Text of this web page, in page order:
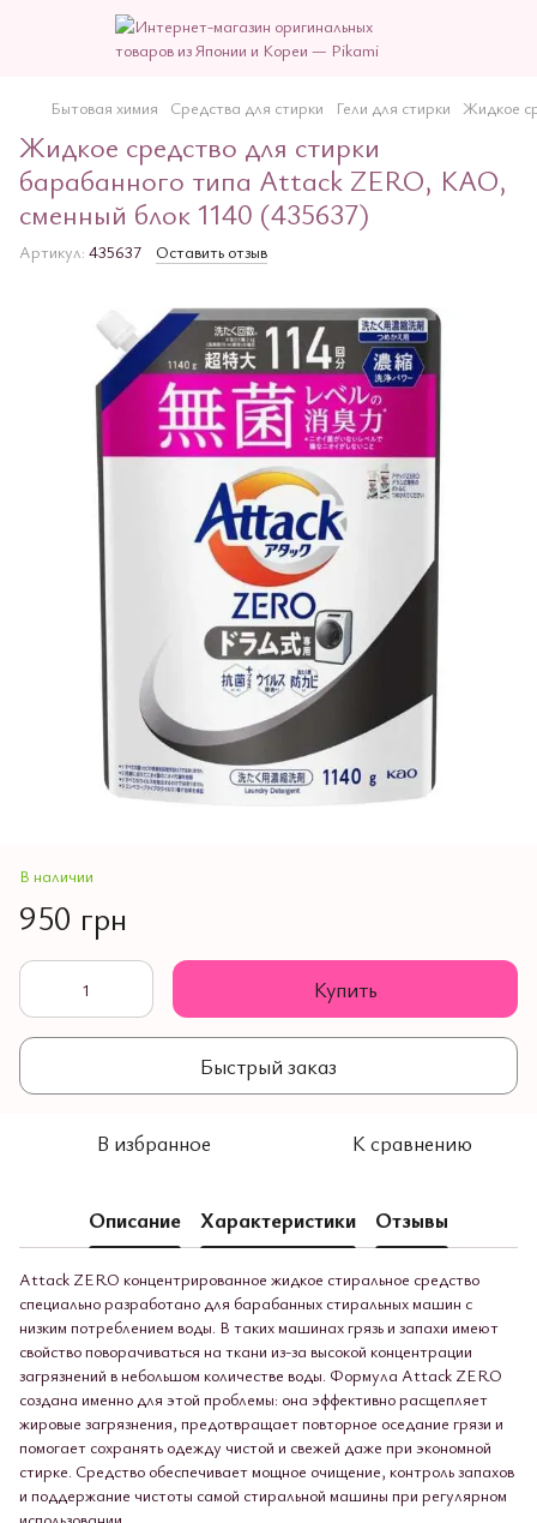
Бытовая химия Средства для стирки Гели для стирки Жидкое
Жидкое средство для стирки
барабанного типа Attack ZERO, КАО,
сменный блок 1140 (435637)
Артикул: 435637 Оставить отзыв
В наличии
950 грн
Купить
Быстрый заказ
В избранное К сравнению
Описание Характеристики Отзывы
Attack ZERO концентрированное жидкое стиральное средство
специально разработано для барабанных стиральных машин с
низким потреблением воды. В таких машинах грязь и запахи имеют
свойство поворачиваться на ткани из-за высокой концентрации
загрязнений в небольшом количестве воды. Формула Attack ZERO
создана именно для этой проблемы: она эффективно расщепляет
жировые загрязнения, предотвращает повторное оседание грязи и
помогает сохранять одежду чистой и свежей даже при экономной
стирке. Средство обеспечивает мощное очищение, контроль запахов
и поддержание чистоты самой стиральной машины при регулярном